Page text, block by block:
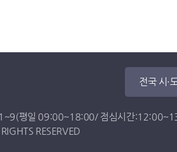
전국 시·
~9(평일 09:00~18:00/ 점심시간
RESERVED